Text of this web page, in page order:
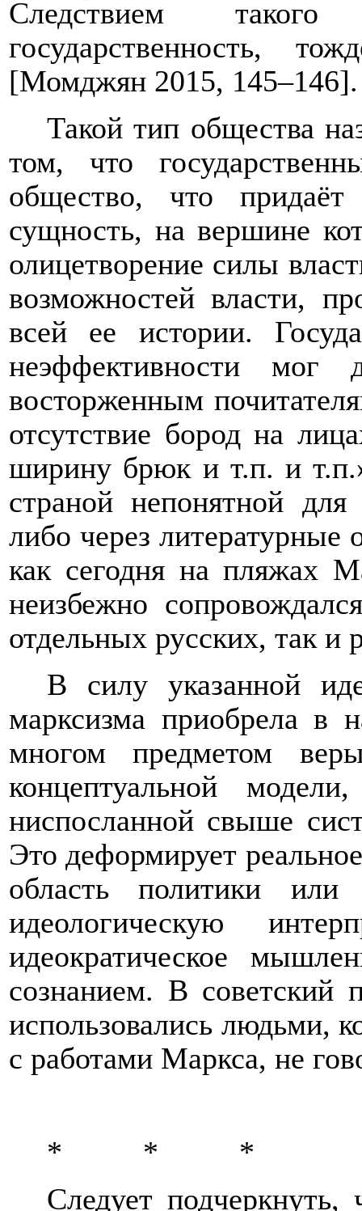
Следствием такого
государственность,
[Момджян 2015, 145–146].
Такой тип общества
том, что
общество, что придаёт
сущность, на вершине
олицетворение силы
возможностей власти,
всей ее истории.
неэффективности
восторженным
отсутствие бород на
ширину брюк и т.п. и
страной непонятной
либо через
как сегодня на пляжах
неизбежно
отдельных русских, так и
В силу указанной
марксизма приобрела в
многом предметом
концептуальной
ниспосланной свыше
Это деформирует
область политики
идеологическую
идеократическое
сознанием. В советский
использовались людьми,
с работами Маркса, не
* *
*
Следует